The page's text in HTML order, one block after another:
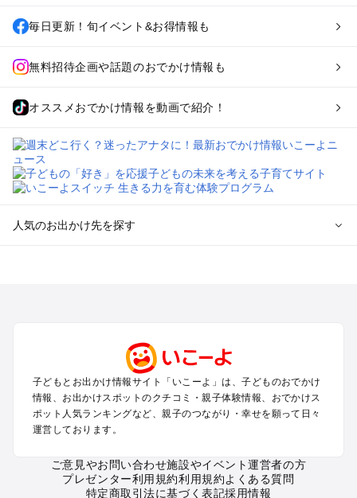
毎日更新！旬イベント&お得情報も
無料招待企画や話題のおでかけ情報も
オススメおでかけ情報を動画で紹介！
人気のお出かけ先を探す
関西のプールおでかけ
中国･四国のプールおでかけ
九州･沖縄のプールおでかけ
定番お出かけスポット
子どもとお出かけ情報サイト「いこーよ」は、子どものおでかけ
情報、お出かけスポットのクチコミ・親子体験情報、おでかけス
ポット人気ランキングなど、親子のつながり・幸せを願って日々
運営しております。
ご意見やお問い合わせ施設やイベント運営者の方
プレゼンター利用規約利用規約よくある質問
特定商取引法に基づく表記採用情報